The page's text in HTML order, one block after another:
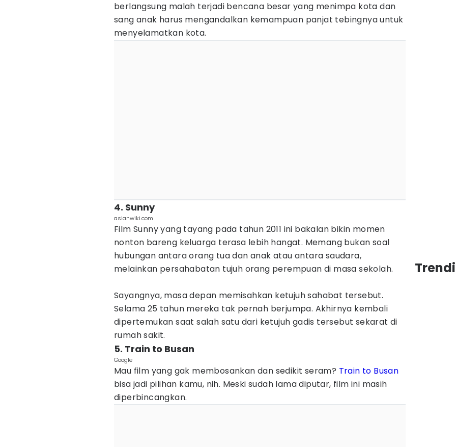
berlangsung malah terjadi bencana besar yang menimpa kota dan
sang anak harus mengandalkan kemampuan panjat tebingnya untuk
menyelamatkan kota.
4. Sunny
asianwiki.com
Film Sunny yang tayang pada tahun 2011 ini bakalan bikin momen
nonton bareng keluarga terasa lebih hangat. Memang bukan soal
hubungan antara orang tua dan anak atau antara saudara,
melainkan persahabatan tujuh orang perempuan di masa sekolah.
Sayangnya, masa depan memisahkan ketujuh sahabat tersebut.
Selama 25 tahun mereka tak pernah berjumpa. Akhirnya kembali
dipertemukan saat salah satu dari ketujuh gadis tersebut sekarat di
rumah sakit.
5. Train to Busan
Google
Mau film yang gak membosankan dan sedikit seram? Train to Busan
bisa jadi pilihan kamu, nih. Meski sudah lama diputar, film ini masih
diperbincangkan.